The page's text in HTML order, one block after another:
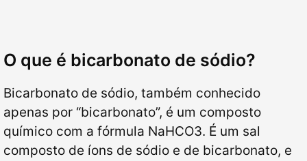
O que é bicarbonato de sódio?
Bicarbonato de sódio, também conhecido
apenas por “bicarbonato”, é um composto
químico com a fórmula NaHCO3. É um sal
composto de íons de sódio e de bicarbonato, e